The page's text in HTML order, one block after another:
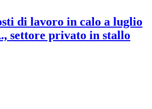
di lavoro in calo a luglio
settore privato in stallo